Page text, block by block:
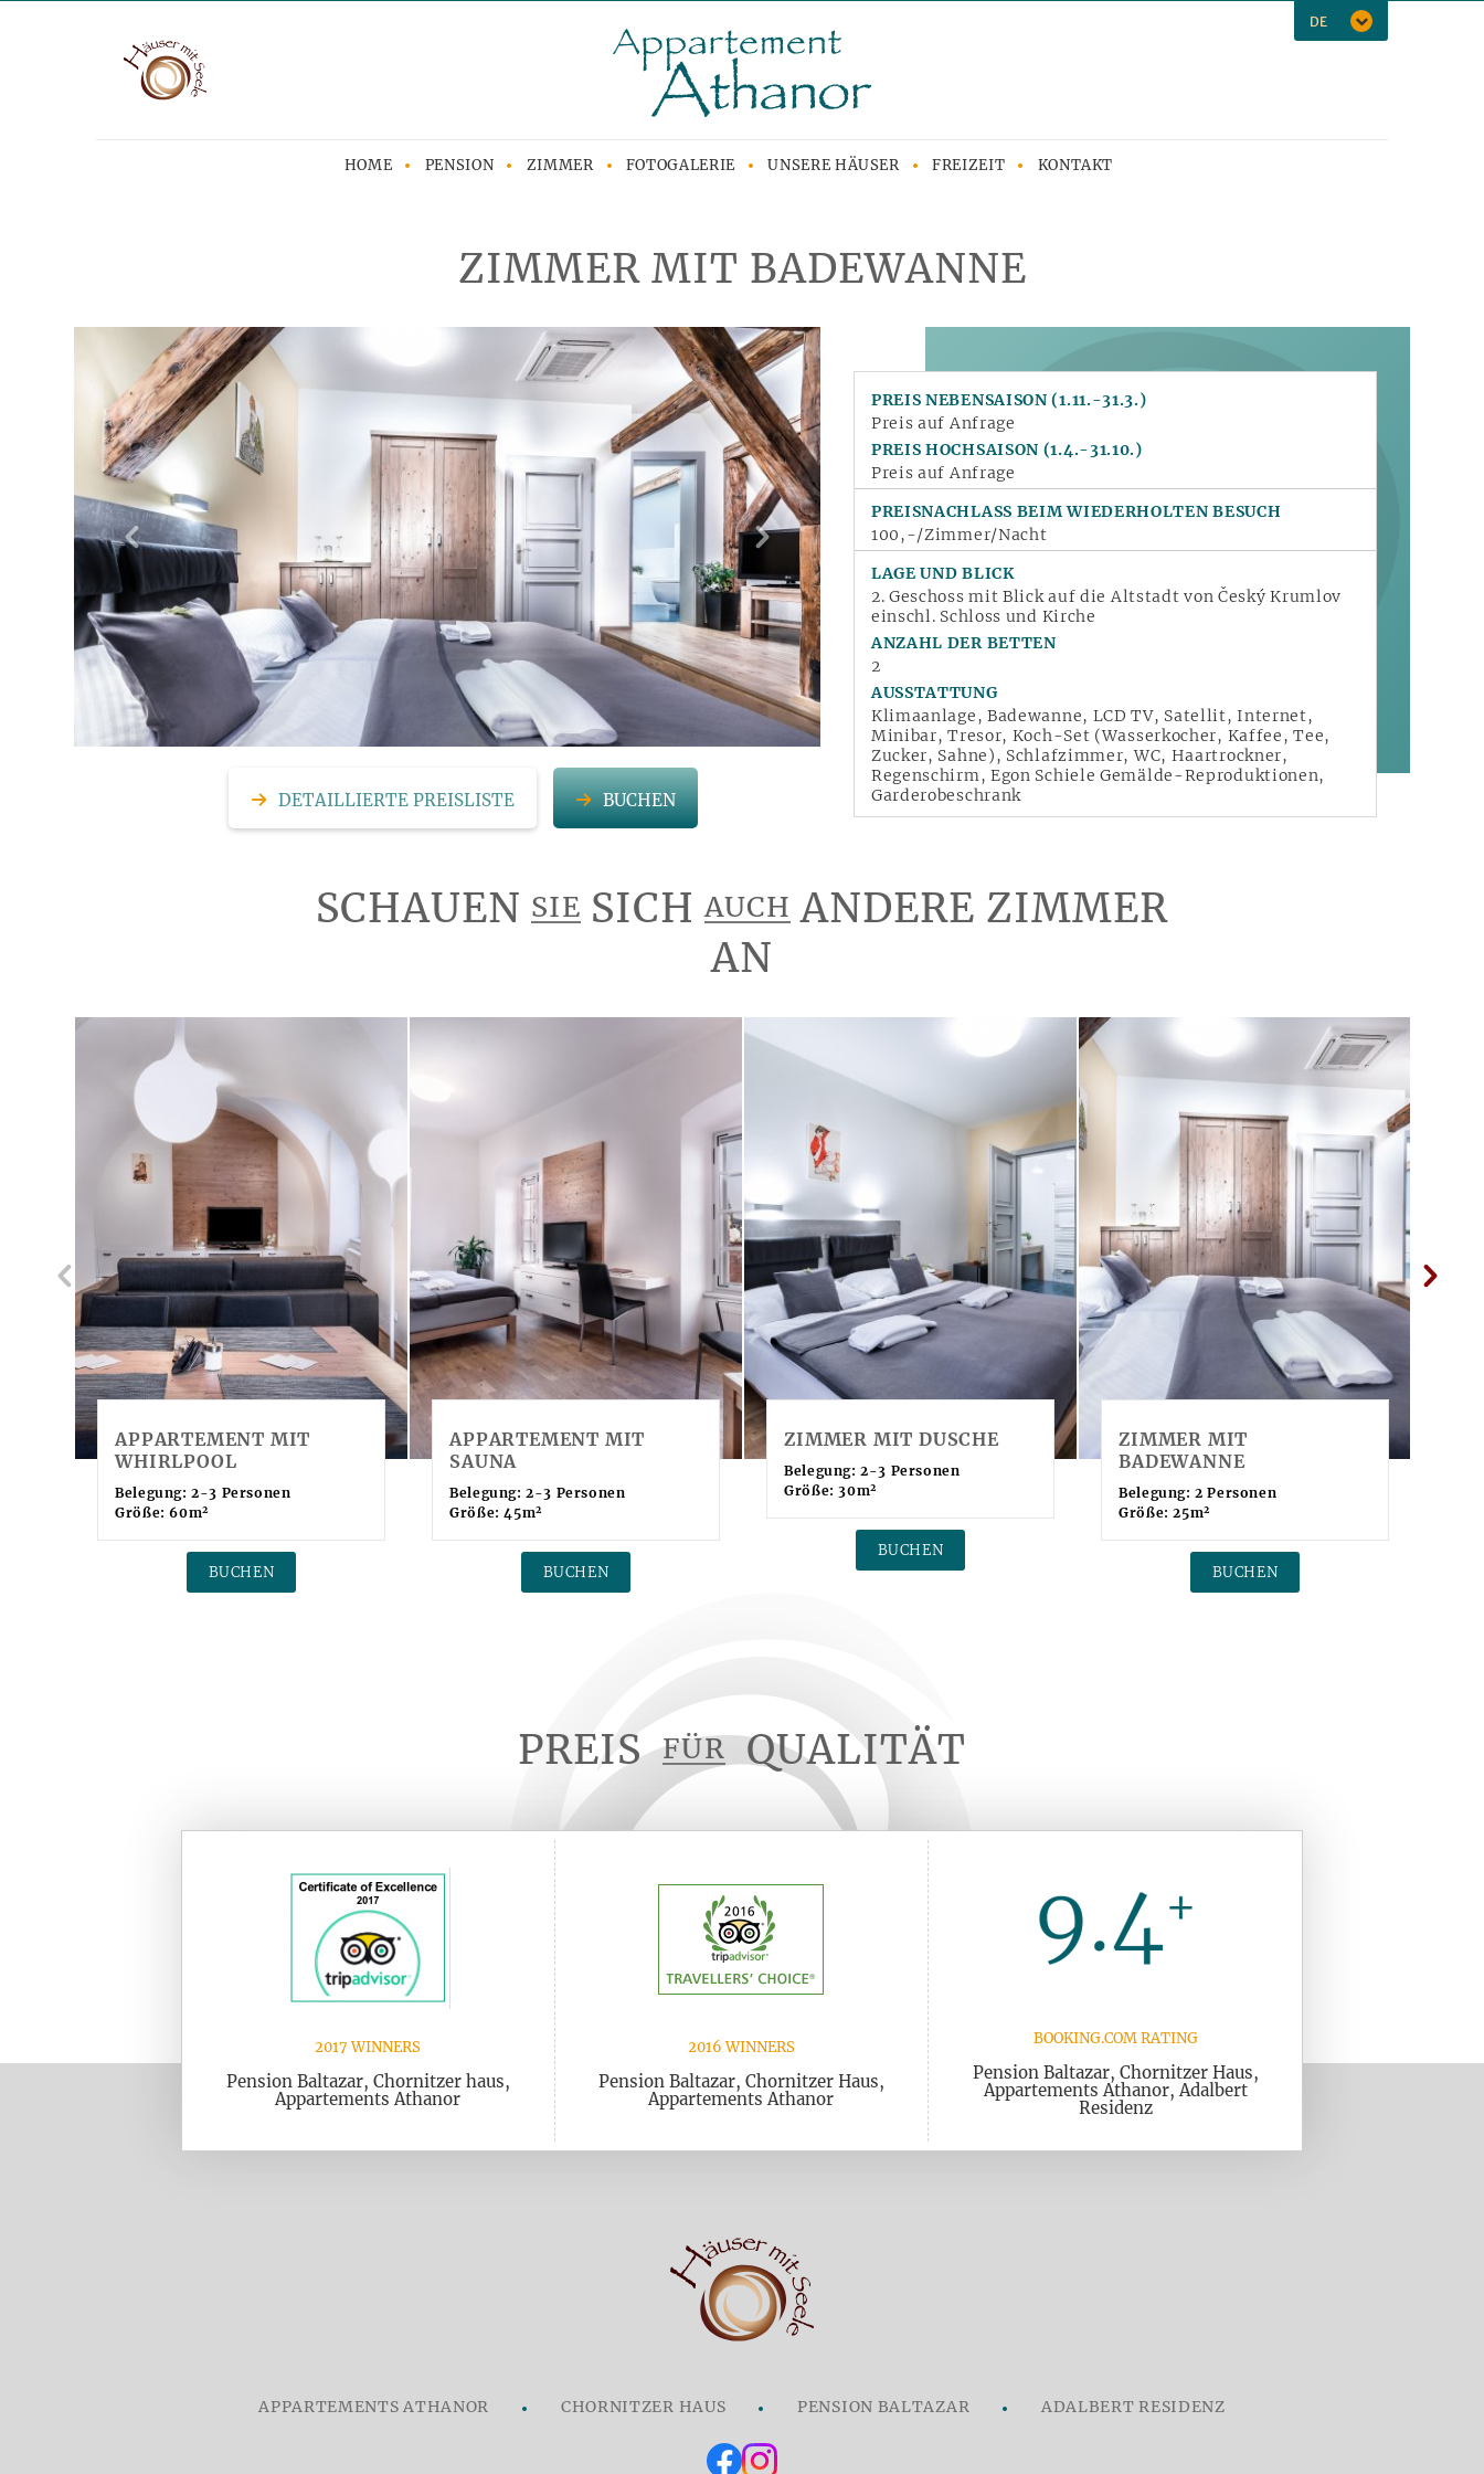
HOME PENSION ZIMMER FOTOGALERIE UNSERE HÄUSER FREIZEIT KONTAKT
DE
ZIMMER MIT BADEWANNE
PREIS NEBENSAISON(1.11.-31.3.)
Preis auf Anfrage
PREIS HOCHSAISON (1.4.-31.10.)
Preis auf Anfrage
PREISNACHLASS BEIM WIEDERHOLTEN BESUCH
100,-/Zimmer/Nacht
LAGE UND BLICK
2. Geschoss mit Blick auf die Altstadt von Český Krumlov
einschl. Schloss und Kirche
ANZAHL DER BETTEN
2
AUSSTATTUNG
Klimaanlage, Badewanne, LCD TV, Satellit, Internet,
Minibar, Tresor, Koch-Set (Wasserkocher, Kaffee, Tee,
Zucker, Sahne), Schlafzimmer, WC, Haartrockner,
Regenschirm, Egon Schiele Gemälde-Reproduktionen,
Garderobeschrank
DETAILLIERTE PREISLISTE BUCHEN
SCHAUEN SIE SICH AUCH ANDERE ZIMMER
AN
APPARTEMENT MIT
WHIRLPOOL
Belegung: 2-3 Personen
Größe: 60m2
BUCHEN
APPARTEMENT MIT
SAUNA
Belegung: 2-3 Personen
Größe: 45m2
BUCHEN
ZIMMER MIT DUSCHE
Belegung: 2-3 Personen
Größe: 30m2
BUCHEN
ZIMMER MIT
BADEWANNE
Belegung: 2 Personen
Größe: 25m2
BUCHEN
PREIS FÜR QUALITÄT
2017 WINNERS
Pension Baltazar, Chornitzer haus,
Appartements Athanor
2016 WINNERS
Pension Baltazar, Chornitzer Haus,
Appartements Athanor
BOOKING.COM RATING
Pension Baltazar, Chornitzer Haus,
Appartements Athanor, Adalbert
Residenz
APPARTEMENTS ATHANOR CHORNITZER HAUS PENSION BALTAZAR ADALBERT RESIDENZ